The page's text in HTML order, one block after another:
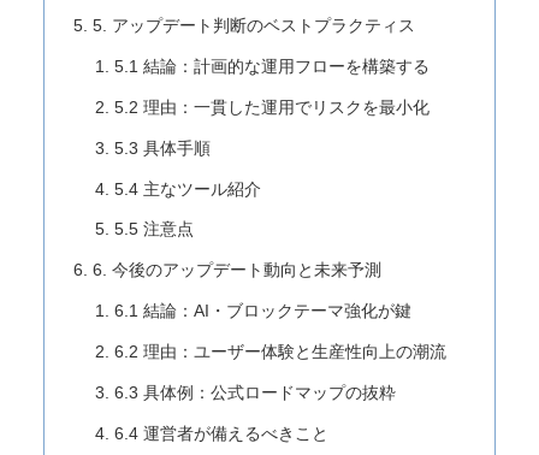
5. アップデート判断のベストプラクティス
5.1 結論：計画的な運用フローを構築する
5.2 理由：一貫した運用でリスクを最小化
5.3 具体手順
5.4 主なツール紹介
5.5 注意点
6. 今後のアップデート動向と未来予測
6.1 結論：AI・ブロックテーマ強化が鍵
6.2 理由：ユーザー体験と生産性向上の潮流
6.3 具体例：公式ロードマップの抜粋
6.4 運営者が備えるべきこと